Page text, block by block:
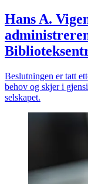
Hans A.
Beslutningen er tatt
behov og skjer i
selskapet.